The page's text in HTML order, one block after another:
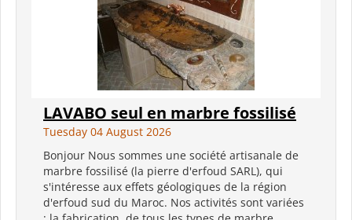
LAVABO seul en marbre fossilisé
Tuesday 04 August 2026
Bonjour Nous sommes une société artisanale de
marbre fossilisé (la pierre d'erfoud SARL), qui
s'intéresse aux effets géologiques de la région
d'erfoud sud du Maroc. Nos activités sont variées